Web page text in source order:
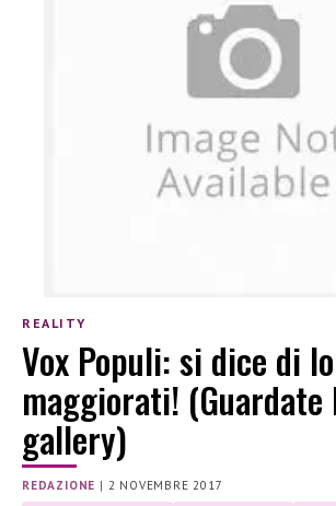
REALITY
Vox Populi: si dice di
maggiorati! (Guardate
gallery)
REDAZIONE | 2 NOVEMBRE 2017